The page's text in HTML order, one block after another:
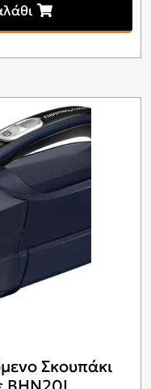
Σκουπάκι